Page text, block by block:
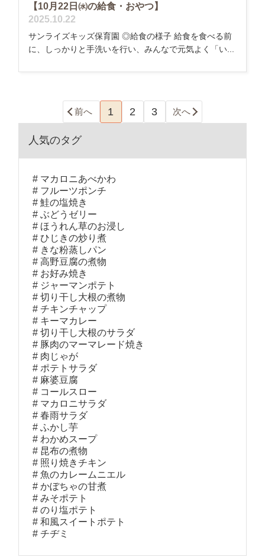
【10月22日㈬の給食・おやつ】
2025.10.22
サンライズキッズ保育園 ◎給食の様子 給食を食べる前
に、しっかりと手洗いを行い、みんなで元気よく「い...
前へ 1 2 3 次へ
人気のタグ
マカロニあべかわ
フルーツポンチ
鮭の塩焼き
ぶどうゼリー
ほうれん草のお浸し
ひじきの炒り煮
きな粉蒸しパン
高野豆腐の煮物
お好み焼き
ジャーマンポテト
切り干し大根の煮物
チキンチャップ
キーマカレー
切り干し大根のサラダ
豚肉のマーマレード焼き
肉じゃが
ポテトサラダ
麻婆豆腐
コールスロー
マカロニサラダ
春雨サラダ
ふかし芋
わかめスープ
昆布の煮物
照り焼きチキン
魚のカレームニエル
かぼちゃの甘煮
みそポテト
のり塩ポテト
和風スイートポテト
チヂミ